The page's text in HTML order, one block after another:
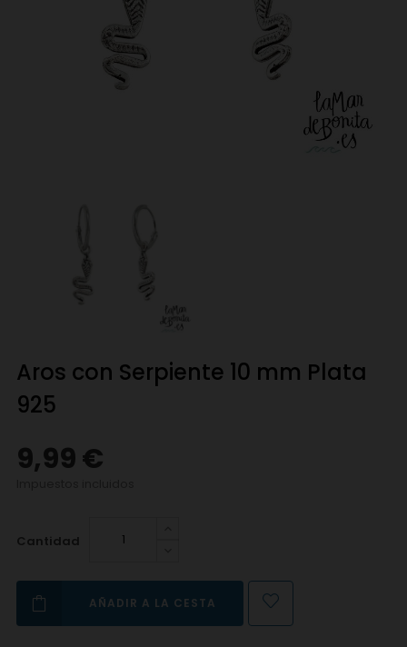
Aros con Serpiente 10 mm Plata
925
9,99 €
Cantidad
AÑADIR A LA CESTA